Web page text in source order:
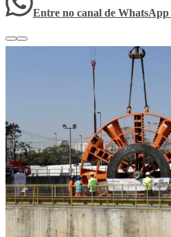
Entre no canal de WhatsApp